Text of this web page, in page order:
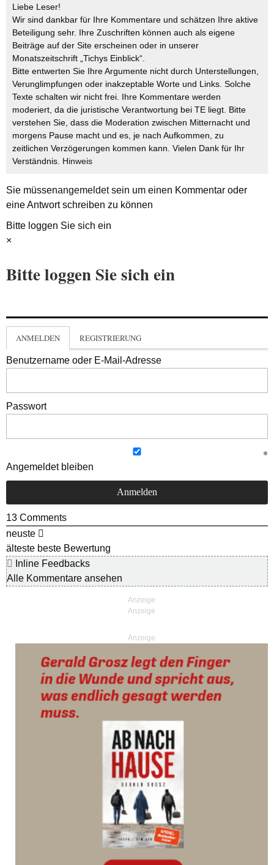
Liebe Leser!
Wir sind dankbar für Ihre Kommentare und schätzen Ihre aktive
Beteiligung sehr. Ihre Zuschriften können auch als eigene
Beiträge auf der Site erscheinen oder in unserer
Monatszeitschrift „Tichys Einblick“.
Bitte entwerten Sie Ihre Argumente nicht durch Unterstellungen,
Verunglimpfungen oder inakzeptable Worte und Links. Solche
Texte schalten wir nicht frei. Ihre Kommentare werden
moderiert, da die juristische Verantwortung bei TE liegt. Bitte
verstehen Sie, dass die Moderation zwischen Mitternacht und
morgens Pause macht und es, je nach Aufkommen, zu
zeitlichen Verzögerungen kommen kann. Vielen Dank für Ihr
Verständnis. Hinweis
Sie müssenangemeldetsein um einen Kommentar oder
eine Antwort schreiben zu können
Bitte loggen Sie sich ein
×
Bitte loggen Sie sich ein
ANMELDEN REGISTRIERUNG
Benutzername oder E-Mail-Adresse
Passwort
Angemeldet bleiben
13 Comments
neuste
älteste beste Bewertung
Inline Feedbacks
Alle Kommentare ansehen
Anzeige